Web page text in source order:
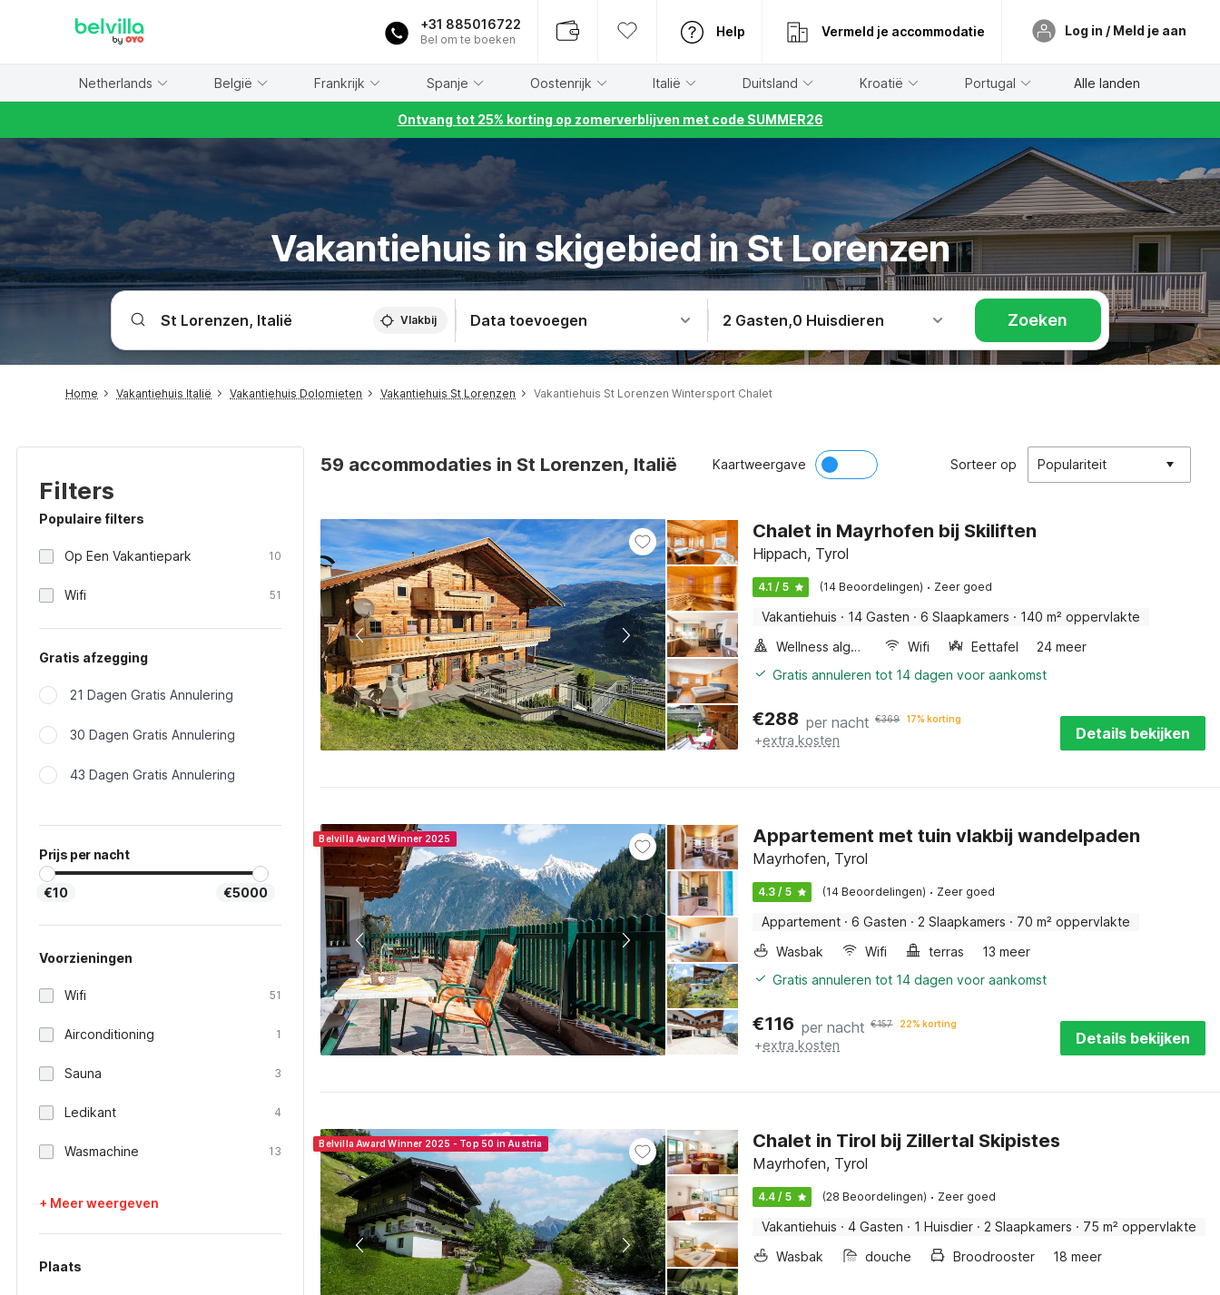
+31 885016722
Bel om te boeken
Help Vermeld je accommodatie Log in / Meld je aan
Netherlands België Frankrijk Spanje Oostenrijk Italië Duitsland Kroatië Portugal Alle landen
Ontvang tot 25% korting op zomerverblijven met code SUMMER26
Vakantiehuis in skigebied in St Lorenzen
Vlakbij Data toevoegen 2 Gasten,0 Huisdieren Zoeken
Home Vakantiehuis Italië Vakantiehuis Dolomieten Vakantiehuis St Lorenzen Vakantiehuis St Lorenzen Wintersport Chalet
Filters
Populaire filters
Op Een Vakantiepark 10
Wifi 51
Gratis afzegging
21 Dagen Gratis Annulering
30 Dagen Gratis Annulering
43 Dagen Gratis Annulering
Prijs per nacht
€10 €5000
Voorzieningen
Wifi 51
Airconditioning 1
Sauna 3
Ledikant 4
Wasmachine 13
+ Meer weergeven
Plaats
59 accommodaties in St Lorenzen, Italië Kaartweergave Sorteer op Populariteit
Chalet in Mayrhofen bij Skiliften
Hippach, Tyrol
4.1 / 5 (14 Beoordelingen) · Zeer goed
Vakantiehuis · 14 Gasten · 6 Slaapkamers · 140 m² oppervlakte
Wellness algemeen
Wifi Eettafel
24 meer
Gratis annuleren tot 14 dagen voor aankomst
€288 per nacht €369 17% korting
+extra kosten Details bekijken
Belvilla Award Winner 2025 Appartement met tuin vlakbij wandelpaden
Mayrhofen, Tyrol
4.3 / 5 (14 Beoordelingen) · Zeer goed
Appartement · 6 Gasten · 2 Slaapkamers · 70 m² oppervlakte
Wasbak
Wifi terras
13 meer
Gratis annuleren tot 14 dagen voor aankomst
€116 per nacht €157 22% korting
+extra kosten Details bekijken
Belvilla Award Winner 2025 - Top 50 in Austria Chalet in Tirol bij Zillertal Skipistes
Mayrhofen, Tyrol
4.4 / 5 (28 Beoordelingen) · Zeer goed
Vakantiehuis · 4 Gasten · 1 Huisdier · 2 Slaapkamers · 75 m² oppervlakte
Wasbak
douche Broodrooster 18 meer